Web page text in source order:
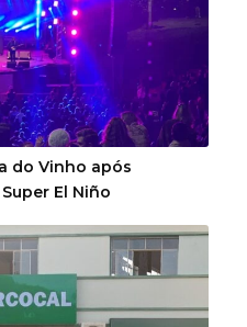
do Vinho após
El Niño